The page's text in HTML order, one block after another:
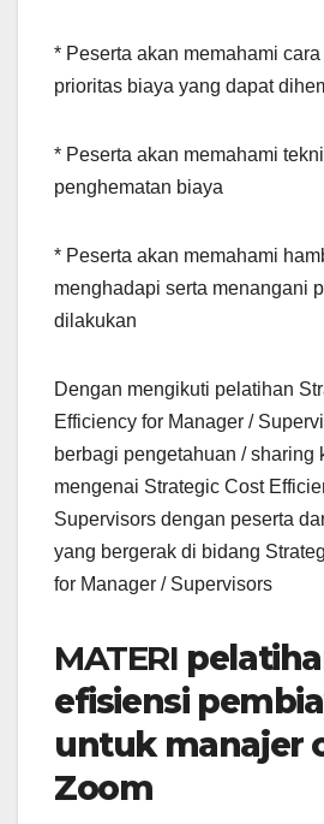
* Peserta akan memahami
prioritas biaya yang dapat
* Peserta akan memahami
penghematan biaya
* Peserta akan memahami
menghadapi serta menangani
dilakukan
Dengan mengikuti pelatihan
Efficiency for Manager /
berbagi pengetahuan / sharing
mengenai Strategic Cost
Supervisors dengan peserta
yang bergerak di bidang
for Manager / Supervisors
MATERI
efisiensi
untuk manajer
Zoom